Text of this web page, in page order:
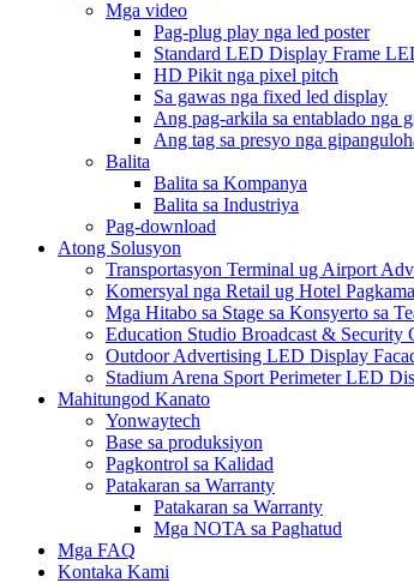
Mga video
Pag-plug play nga led poster
Standard LED Display Frame
HD Pikit nga pixel pitch
Sa gawas nga fixed led display
Ang pag-arkila sa entablado nga
Ang tag sa presyo nga
Balita
Balita sa Kompanya
Balita sa Industriya
Pag-download
Atong Solusyon
Transportasyon Terminal ug Airport
Komersyal nga Retail ug Hotel
Mga Hitabo sa Stage sa Konsyerto sa
Education Studio Broadcast & Security
Outdoor Advertising LED Display
Stadium Arena Sport Perimeter LED
Mahitungod Kanato
Yonwaytech
Base sa produksiyon
Pagkontrol sa Kalidad
Patakaran sa Warranty
Patakaran sa Warranty
Mga NOTA sa Paghatud
Mga FAQ
Kontaka Kami